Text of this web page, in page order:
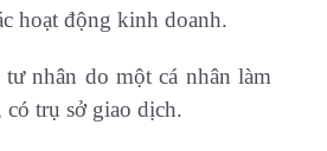
hoạt động kinh doanh.
nhân do một cá nhân làm
có trụ sở giao dịch.